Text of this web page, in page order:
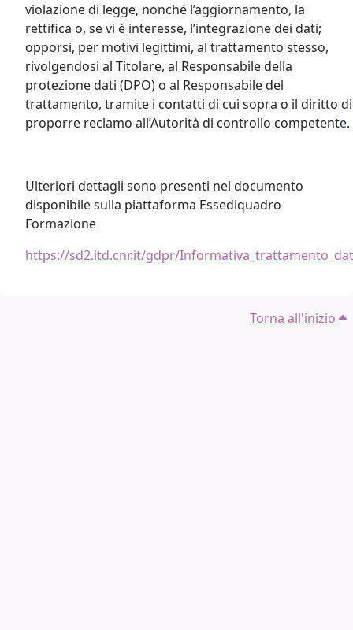
violazione di legge, nonché l’aggiornamento, la
rettifica o, se vi è interesse, l’integrazione dei dati;
opporsi, per motivi legittimi, al trattamento stesso,
rivolgendosi al Titolare, al Responsabile della
protezione dati (DPO) o al Responsabile del
trattamento, tramite i contatti di cui sopra o il diritto di
proporre reclamo all’Autorità di controllo competente.
Ulteriori dettagli sono presenti nel documento
disponibile sulla piattaforma Essediquadro
Formazione
https://sd2.itd.cnr.it/gdpr/
Torna all'inizio